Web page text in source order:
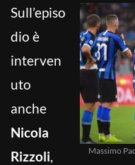
Massimo
Sull’episo
dio è
interven
uto
anche
Nicola
Rizzoli,